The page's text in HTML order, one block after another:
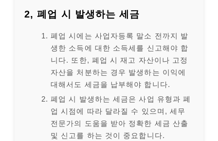
2, 폐업 시 발생하는 세금
폐업 시에는 사업자등록 말소 전까지 발
생한 소득에 대한 소득세를 신고해야 합
니다. 또한, 폐업 시 재고 자산이나 고정
자산을 처분하는 경우 발생하는 이익에
대해서도 세금을 납부해야 합니다.
폐업 시 발생하는 세금은 사업 유형과 폐
업 시점에 따라 달라질 수 있으며, 세무
전문가의 도움을 받아 정확한 세금 산출
및 신고를 하는 것이 중요합니다.